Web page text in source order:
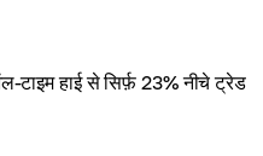
हाई से सिर्फ़ 23% नीचे ट्रेड